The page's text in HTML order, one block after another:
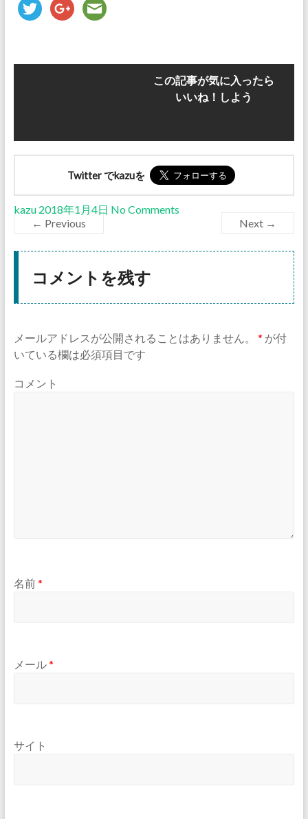
この記事が気に入ったら
いいね！しよう
Twitter でkazuを
kazu 2018年1月4日 No Comments
← Previous
Next →
コメントを残す
メールアドレスが公開されることはありません。 * が付
いている欄は必須項目です
コメント
名前*
メール*
サイト